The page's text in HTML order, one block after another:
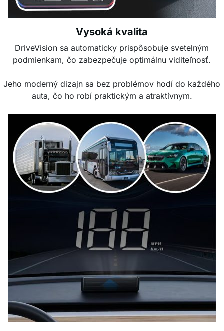
Vysoká kvalita
DriveVision sa automaticky prispôsobuje svetelným
podmienkam, čo zabezpečuje optimálnu viditeľnosť.
Jeho moderný dizajn sa bez problémov hodí do každého
auta, čo ho robí praktickým a atraktívnym.